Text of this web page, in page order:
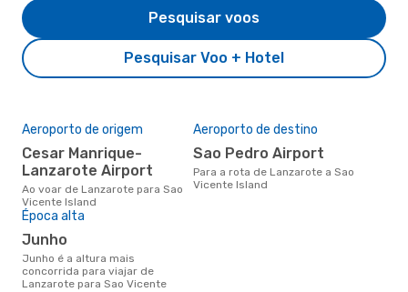
Pesquisar Voo + Hotel
Pesquisar voos
Aeroporto de origem
Cesar Manrique-
Lanzarote Airport
Ao voar de Lanzarote para Sao
Vicente Island
Aeroporto de destino
Sao Pedro Airport
Para a rota de Lanzarote a Sao
Vicente Island
Época alta
junho
junho é a altura mais
concorrida para viajar de
Lanzarote para Sao Vicente